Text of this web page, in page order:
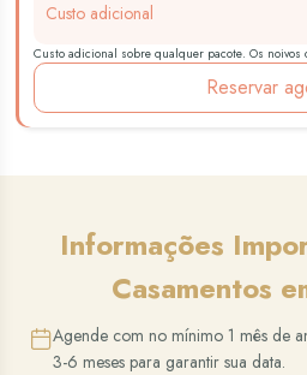
Custo adicional
Custo adicional sobre qualquer pacote. Os
Reservar
Informações
Casamentos
Agende com no mínimo 1 mês de
3-6 meses para garantir sua data.